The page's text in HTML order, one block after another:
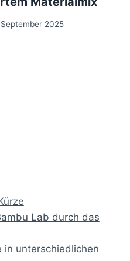
2025
Lab durch das
in unterschiedlichen